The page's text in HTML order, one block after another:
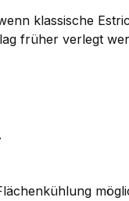
klassische
früher verlegt